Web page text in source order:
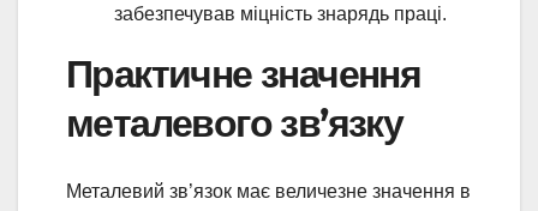
забезпечував міцність знарядь праці.
Практичне значення
металевого зв’язку
Металевий зв’язок має величезне значення в